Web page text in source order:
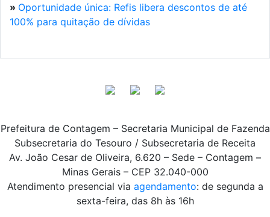
» Oportunidade única: Refis libera descontos de até
100% para quitação de dívidas
Prefeitura de Contagem – Secretaria Municipal de Fazenda
Subsecretaria do Tesouro / Subsecretaria de Receita
Av. João Cesar de Oliveira, 6.620 – Sede – Contagem –
Minas Gerais – CEP 32.040-000
Atendimento presencial via agendamento: de segunda a
sexta-feira, das 8h às 16h